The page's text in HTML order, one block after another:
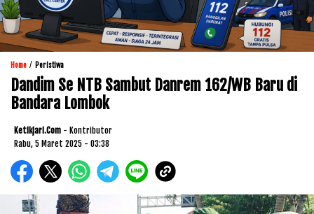
Home / Peristiwa
Dandim Se NTB Sambut Danrem 162/WB Baru di
Bandara Lombok
Ketikjari.com - Kontributor
Rabu, 5 Maret 2025 - 03:38